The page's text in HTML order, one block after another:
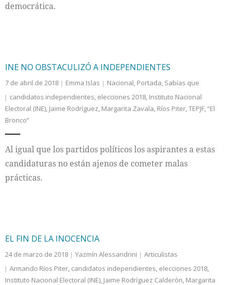
democrática.
INE NO OBSTACULIZÓ A INDEPENDIENTES
7 de abril de 2018 Emma Islas Nacional, Portada, Sabías que
candidatos independientes, elecciones 2018, Instituto Nacional
Electoral (INE), Jaime Rodríguez, Margarita Zavala, Ríos Piter,TEPJF,“El
Bronco”
Al igual que los partidos políticos los aspirantes a estas
candidaturas no están ajenos de cometer malas
prácticas.
EL FIN DE LA INOCENCIA
24 de marzo de 2018 Yazmín Alessandrini
Articulistas
Armando Ríos Piter, candidatos independientes, elecciones 2018,
Instituto Nacional Electoral (INE), Jaime Rodríguez Calderón, Margarita